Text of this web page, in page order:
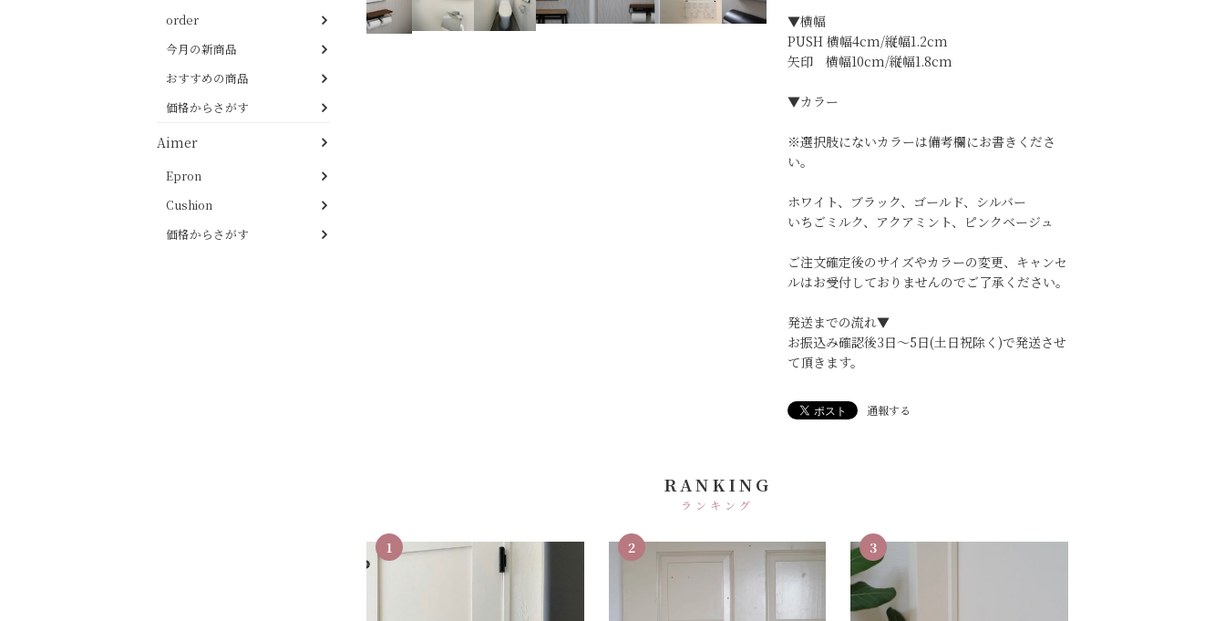
order
今月の新商品
おすすめの商品
価格からさがす
Aimer
Epron
Cushion
価格からさがす
▼横幅
PUSH 横幅4cm/縦幅1.2cm
矢印 横幅10cm/縦幅1.8cm
▼カラー
※選択肢にないカラーは備考欄にお書きくださ
い。
ホワイト、ブラック、ゴールド、シルバー
いちごミルク、アクアミント、ピンクベージュ
ご注文確定後のサイズやカラーの変更、キャンセ
ルはお受付しておりませんのでご了承ください。
発送までの流れ▼
お振込み確認後3日〜5日(土日祝除く)で発送させ
て頂きます。
通報する
RANKING
ランキング
1 2 3